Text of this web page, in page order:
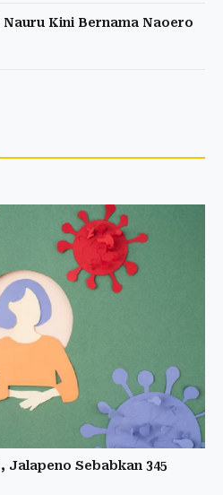
Kini Bernama Naoero
Jalapeno Sebabkan 345